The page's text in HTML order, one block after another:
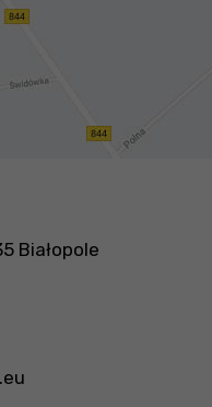
Białopole